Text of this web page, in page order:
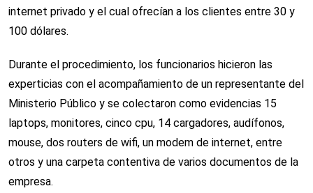
internet privado y el cual ofrecían a los clientes entre 30 y
100 dólares.
Durante el procedimiento, los funcionarios hicieron las
experticias con el acompañamiento de un representante del
Ministerio Público y se colectaron como evidencias 15
laptops, monitores, cinco cpu, 14 cargadores, audífonos,
mouse, dos routers de wifi, un modem de internet, entre
otros y una carpeta contentiva de varios documentos de la
empresa.